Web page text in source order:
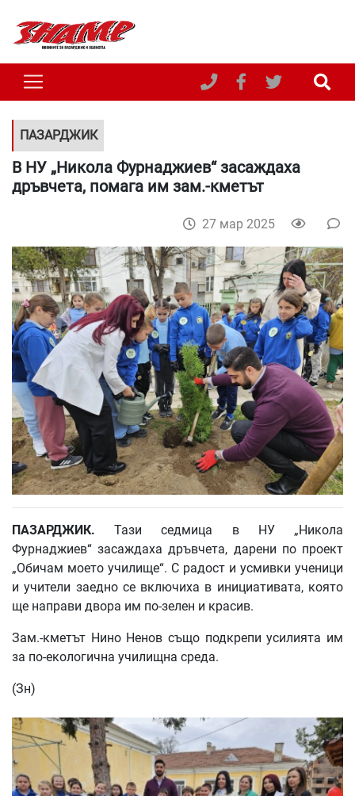
ПАЗАРДЖИК
В НУ „Никола Фурнаджиев“ засаждаха
дръвчета, помага им зам.-кметът
27 мар 2025
ПАЗАРДЖИК. Тази седмица в НУ „Никола
Фурнаджиев“ засаждаха дръвчета, дарени по проект
„Обичам моето училище“. С радост и усмивки ученици
и учители заедно се включиха в инициативата, която
ще направи двора им по-зелен и красив.
Зам.-кметът Нино Ненов също подкрепи усилията им
за по-екологична училищна среда.
(Зн)